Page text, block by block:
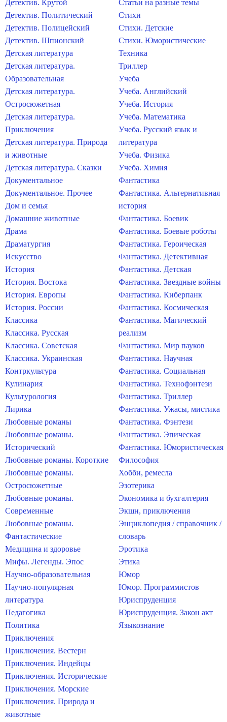
Детектив. Крутой
Детектив. Политический
Детектив. Полицейский
Детектив. Шпионский
Детская литература
Детская литература.
Образовательная
Детская литература.
Остросюжетная
Детская литература.
Приключения
Детская литература. Природа
и животные
Детская литература. Сказки
Документальное
Документальное. Прочее
Дом и семья
Домашние животные
Драма
Драматургия
Искусство
История
История. Востока
История. Европы
История. России
Классика
Классика. Русская
Классика. Советская
Классика. Украинская
Контркультура
Кулинария
Культурология
Лирика
Любовные романы
Любовные романы.
Исторический
Любовные романы. Короткие
Любовные романы.
Остросюжетные
Любовные романы.
Современные
Любовные романы.
Фантастические
Медицина и здоровье
Мифы. Легенды. Эпос
Научно-образовательная
Научно-популярная
литература
Педагогика
Политика
Приключения
Приключения. Вестерн
Приключения. Индейцы
Приключения. Исторические
Приключения. Морские
Приключения. Природа и
животные
Статьи на разные темы
Стихи
Стихи. Детские
Стихи. Юмористические
Техника
Триллер
Учеба
Учеба. Английский
Учеба. История
Учеба. Математика
Учеба. Русский язык и
литература
Учеба. Физика
Учеба. Химия
Фантастика
Фантастика. Альтернативная
история
Фантастика. Боевик
Фантастика. Боевые роботы
Фантастика. Героическая
Фантастика. Детективная
Фантастика. Детская
Фантастика. Звездные войны
Фантастика. Киберпанк
Фантастика. Космическая
Фантастика. Магический
реализм
Фантастика. Мир пауков
Фантастика. Научная
Фантастика. Социальная
Фантастика. Технофэнтези
Фантастика. Триллер
Фантастика. Ужасы, мистика
Фантастика. Фэнтези
Фантастика. Эпическая
Фантастика. Юмористическая
Философия
Хобби, ремесла
Эзотерика
Экономика и бухгалтерия
Экшн, приключения
Энциклопедия / справочник /
словарь
Эротика
Этика
Юмор
Юмор. Программистов
Юриспруденция
Юриспруденция. Закон акт
Языкознание